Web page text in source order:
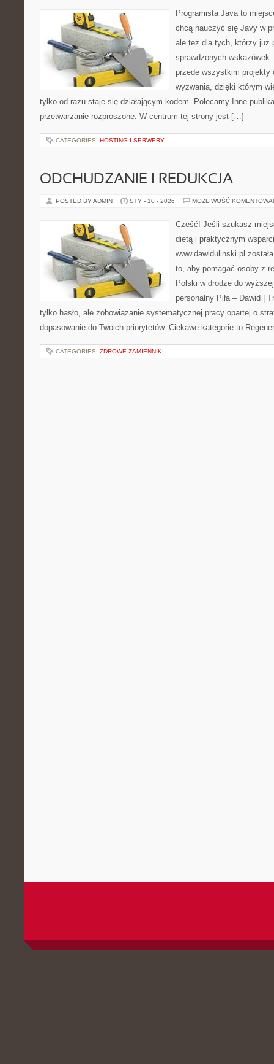
Programista Java to
chcą nauczyć się Javy w
ale też dla tych, którzy już
sprawdzonych
przede wszystkim projekty
wyzwania, dzięki którym
tylko od razu staje się działającym kodem. Polecamy Inne
przetwarzanie rozproszone. W centrum tej strony jest […]
CATEGORIES: HOSTING I SERWERY
ODCHUDZANIE I REDUKCJA
POSTED BY ADMIN STY - 10 - 2026 MOŻLIWOŚĆ
Cześć! Jeśli szukasz
dietą i praktycznym
www.dawidulinski.pl
to, aby pomagać osoby z
Polski w drodze do
personalny Piła – Dawid |
tylko hasło, ale zobowiązanie systematycznej pracy opartej o
dopasowanie do Twoich priorytetów. Ciekawe kategorie to
CATEGORIES: ZDROWE ZAMIENNIKI